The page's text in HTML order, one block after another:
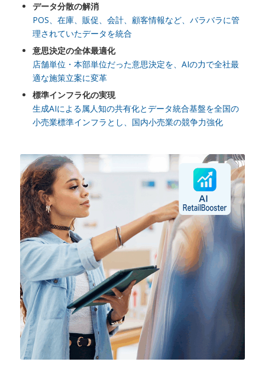
データ分散の解消
POS、在庫、販促、会計、顧客情報など、バラバラに管
理されていたデータを統合
意思決定の全体最適化
店舗単位・本部単位だった意思決定を、AIの力で全社最
適な施策立案に変革
標準インフラ化の実現
生成AIによる属人知の共有化とデータ統合基盤を全国の
小売業標準インフラとし、国内小売業の競争力強化